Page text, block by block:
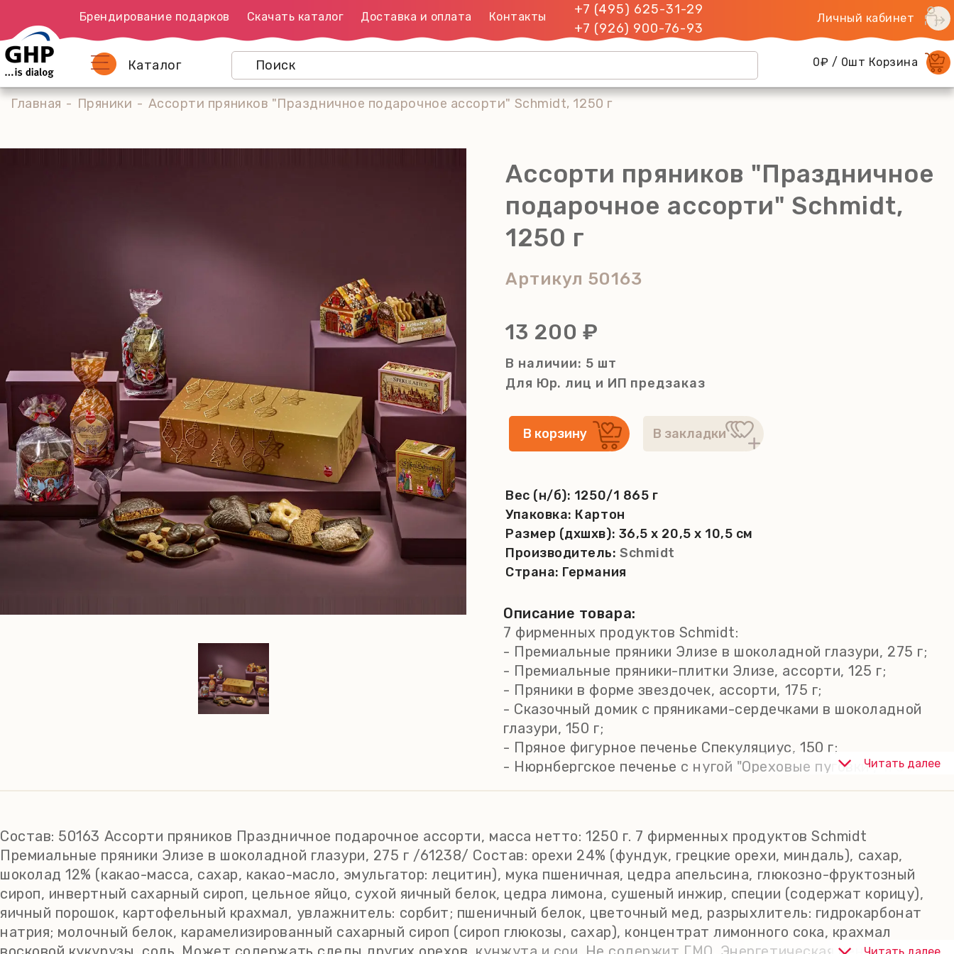
Брендирование подарков Скачать каталог Доставка и оплата Контакты
+7 (495) 625-31-29
+7 (926) 900-76-93
Каталог
Личный кабинет
0₽ / 0шт Корзина
Главная Пряники Ассорти пряников "Праздничное подарочное ассорти" Schmidt, 1250 г
Ассорти пряников "Праздничное
подарочное ассорти" Schmidt,
1250 г
Артикул50163
13 200 ₽
В наличии: 5 шт
Для Юр. лиц и ИП предзаказ
Вес (н/б): 1250/1 865 г
Упаковка: Картон
Размер (дхшхв): 36,5 x 20,5 x 10,5 см
Производитель:Schmidt
Страна: Германия
Описание товара:
7 фирменных продуктов Schmidt:
- Премиальные пряники Элизе в шоколадной глазури, 275 г;
- Премиальные пряники-плитки Элизе, ассорти, 125 г;
- Пряники в форме звездочек, ассорти, 175 г;
- Сказочный домик с пряниками-сердечками в шоколадной
глазури, 150 г;
- Пряное фигурное печенье Спекуляциус, 150 г;
- Нюрнбергское печенье с нугой "Ореховые пуговки", 175 г;
Читать далее
Состав: 50163 Ассорти пряников Праздничное подарочное ассорти, масса нетто: 1250 г. 7 фирменных продуктов Schmidt
Премиальные пряники Элизе в шоколадной глазури, 275 г /61238/ Состав: орехи 24% (фундук, грецкие орехи, миндаль), сахар,
шоколад 12% (какао-масса, сахар, какао-масло, эмульгатор: лецитин), мука пшеничная, цедра апельсина, глюкозно-фруктозный
сироп, инвертный сахарный сироп, цельное яйцо, сухой яичный белок, цедра лимона, сушеный инжир, специи (содержат корицу),
яичный порошок, картофельный крахмал, увлажнитель: сорбит; пшеничный белок, цветочный мед, разрыхлитель: гидрокарбонат
натрия; молочный белок, карамелизированный сахарный сироп (сироп глюкозы, сахар), концентрат лимонного сока, крахмал
Читать далее